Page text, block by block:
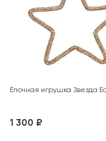
Ёлочная игрушка Звезда
1 300 ₽